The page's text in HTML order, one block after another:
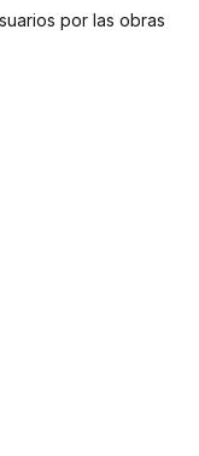
por las obras